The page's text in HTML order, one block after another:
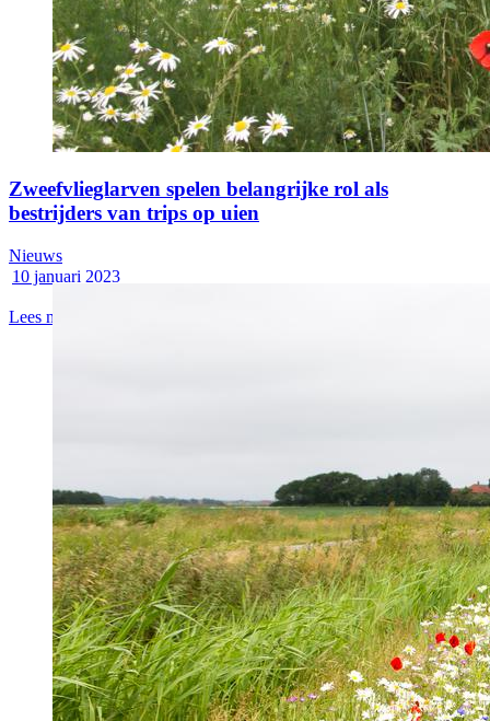
Zweefvlieglarven spelen belangrijke rol als
bestrijders van trips op uien
10 januari 2023
Lees meer
Nieuws